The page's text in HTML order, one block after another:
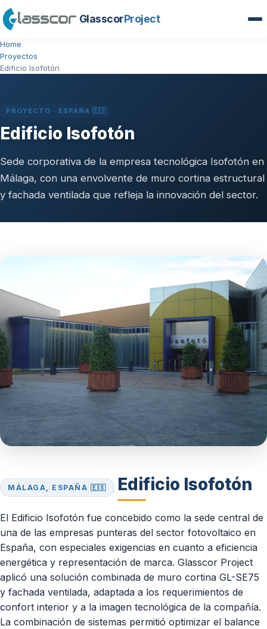
GlasscorProject
Home
Proyectos
Edificio Isofotón
PROYECTO · ESPAÑA 🇪🇸
Edificio Isofotón
Sede corporativa de la empresa tecnológica Isofotón en
Málaga, con una envolvente de muro cortina estructural
y fachada ventilada que refleja la innovación del sector.
MÁLAGA, ESPAÑA 🇪🇸 Edificio Isofotón
El Edificio Isofotón fue concebido como la sede central de
una de las empresas punteras del sector fotovoltaico en
España, con especiales exigencias en cuanto a eficiencia
energética y representación de marca. Glasscor Project
aplicó una solución combinada de muro cortina GL-SE75
y fachada ventilada, adaptada a los requerimientos de
confort interior y a la imagen tecnológica de la compañía.
La combinación de sistemas permitió optimizar el balance